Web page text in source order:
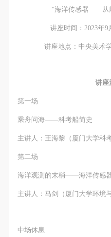
“海洋传感器——从
讲座时间：2023年9
讲座地点：中央美术
讲座
第一场
乘舟问海——科考船简史
主讲人：王海黎（厦门大学科
第二场
海洋观测的末梢——海洋传感
主讲人：马剑（厦门大学环境
中场休息
衍生品的安全。活动中一
破坏。活动中任何非事故
应的责任与损失，应由参
参与活动者在参与活动时
动导师、教师指导下进行
与者因个人原因在使用相
套设备、设施造成个人受
具、材料、设备或设施的
失。活动中任何非事故当
中央美术学院美术馆肖像权
衍生品的安全。活动中一
破坏。活动中任何非事故
应的责任与损失，应由参
参与活动者在参与活动时
动导师、教师指导下进行
与者因个人原因在使用相
套设备、设施造成个人受
具、材料、设备或设施的
失。活动中任何非事故当
中央美术学院美术馆肖像权
衍生品的安全。活动中一
破坏。活动中任何非事故
应的责任与损失，应由参
参与活动者在参与活动时
动导师、教师指导下进行
与者因个人原因在使用相
套设备、设施造成个人受
具、材料、设备或设施的
失。活动中任何非事故当
中央美术学院美术馆肖像权